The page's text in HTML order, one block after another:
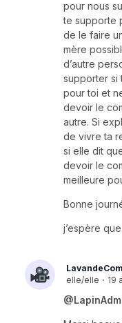
pour nous
te supporte
de le faire
mère
d’autre
supporter si
pour toi et
devoir le
autre. Si
de vivre ta
si elle dit
devoir le
meilleure
Bonne
j’espère
elle/elle · 19